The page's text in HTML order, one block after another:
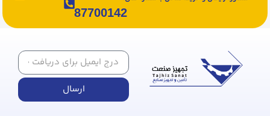
87700142
ارسال